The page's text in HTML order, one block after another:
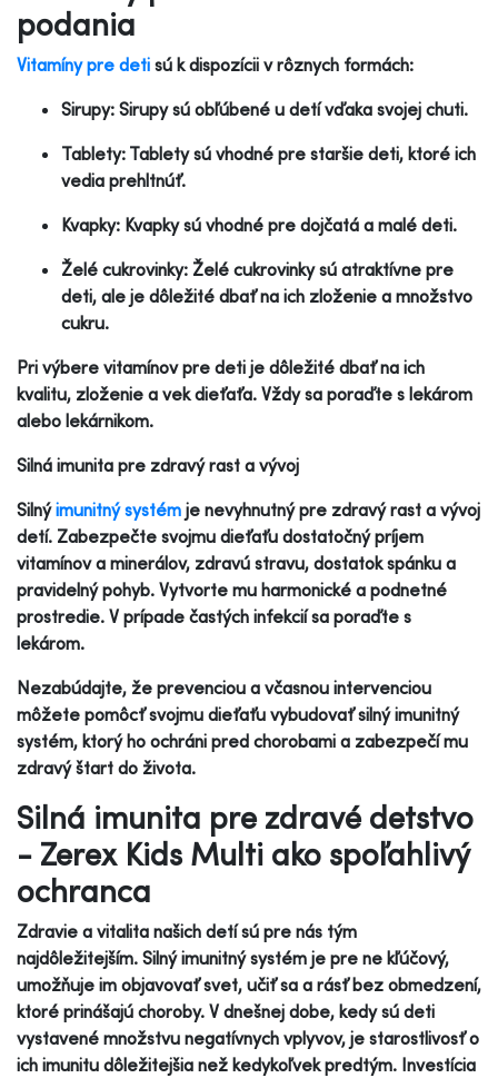
podania
Vitamíny pre deti sú k dispozícii v rôznych formách:
Sirupy: Sirupy sú obľúbené u detí vďaka svojej chuti.
Tablety: Tablety sú vhodné pre staršie deti, ktoré ich
vedia prehltnúť.
Kvapky: Kvapky sú vhodné pre dojčatá a malé deti.
Želé cukrovinky: Želé cukrovinky sú atraktívne pre
deti, ale je dôležité dbať na ich zloženie a množstvo
cukru.
Pri výbere vitamínov pre deti je dôležité dbať na ich
kvalitu, zloženie a vek dieťaťa. Vždy sa poraďte s lekárom
alebo lekárnikom.
Silná imunita pre zdravý rast a vývoj
Silnýimunitný systém je nevyhnutný pre zdravý rast a vývoj
detí. Zabezpečte svojmu dieťaťu dostatočný príjem
vitamínov a minerálov, zdravú stravu, dostatok spánku a
pravidelný pohyb. Vytvorte mu harmonické a podnetné
prostredie. V prípade častých infekcií sa poraďte s
lekárom.
Nezabúdajte, že prevenciou a včasnou intervenciou
môžete pomôcť svojmu dieťaťu vybudovať silný imunitný
systém, ktorý ho ochráni pred chorobami a zabezpečí mu
zdravý štart do života.
Silná imunita pre zdravé detstvo
- Zerex Kids Multi ako spoľahlivý
ochranca
Zdravie a vitalita našich detí sú pre nás tým
najdôležitejším. Silný imunitný systém je pre ne kľúčový,
umožňuje im objavovať svet, učiť sa a rásť bez obmedzení,
ktoré prinášajú choroby. V dnešnej dobe, kedy sú deti
vystavené množstvu negatívnych vplyvov, je starostlivosť o
ich imunitu dôležitejšia než kedykoľvek predtým. Investícia